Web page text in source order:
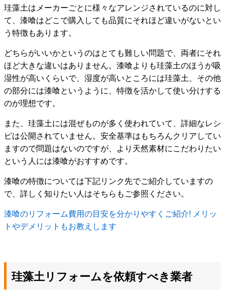
珪藻土はメーカーごとに様々なアレンジされているのに対し
て、漆喰はどこで購入しても品質にそれほど違いがないとい
う特徴もあります。
どちらがいいかというのはとても難しい問題で、両者にそれ
ほど大きな違いはありません。漆喰よりも珪藻土のほうが吸
湿性が高いくらいで、湿度が高いところには珪藻土、その他
の部分には漆喰というように、特徴を活かして使い分けする
のが理想です。
また、珪藻土には混ぜものが多く使われていて、詳細なレシ
ピは公開されていません。安全基準はもちろんクリアしてい
ますので問題はないのですが、より天然素材にこだわりたい
という人には漆喰がおすすめです。
漆喰の特徴については下記リンク先でご紹介していますの
で、詳しく知りたい人はそちらもご参照ください。
漆喰のリフォーム費用の目安を分かりやすくご紹介! メリッ
トやデメリットもお教えします
珪藻土リフォームを依頼すべき業者